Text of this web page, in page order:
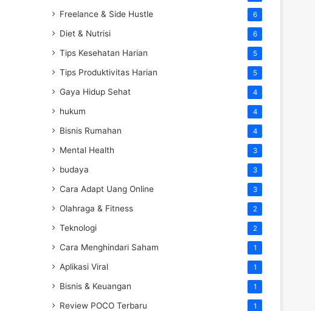
Freelance & Side Hustle 6
Diet & Nutrisi 6
Tips Kesehatan Harian 5
Tips Produktivitas Harian 5
Gaya Hidup Sehat 4
hukum 4
Bisnis Rumahan 4
Mental Health 3
budaya 3
Cara Adapt Uang Online 3
Olahraga & Fitness 2
Teknologi 2
Cara Menghindari Saham 1
Aplikasi Viral 1
Bisnis & Keuangan 1
Review POCO Terbaru 1